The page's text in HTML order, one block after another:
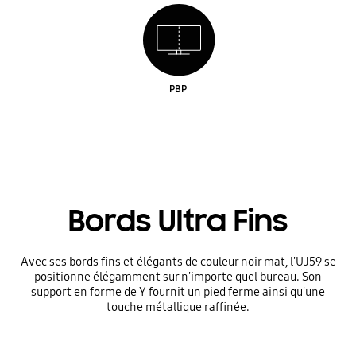
PBP
Bords Ultra Fins
Avec ses bords fins et élégants de couleur noir mat, l'UJ59 se
positionne élégamment sur n'importe quel bureau. Son
support en forme de Y fournit un pied ferme ainsi qu'une
touche métallique raffinée.